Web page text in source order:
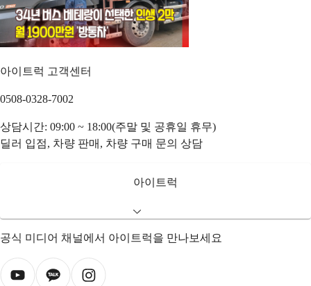
아이트럭 고객센터
0508-0328-7002
상담시간: 09:00 ~ 18:00(주말 및 공휴일 휴무)
딜러 입점, 차량 판매, 차량 구매 문의 상담
아이트럭
공식 미디어 채널에서 아이트럭을 만나보세요